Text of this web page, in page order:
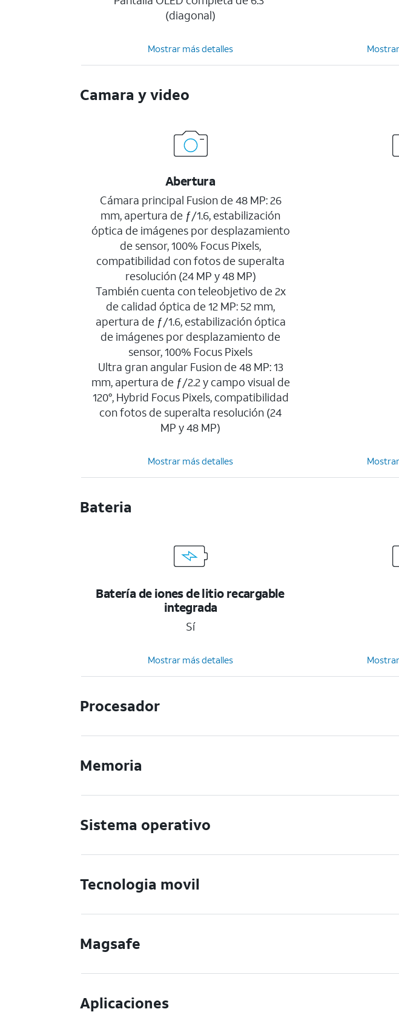
(diagonal)
Mostrar más detalles
Camara y video
Abertura
Cámara principal Fusion de 48 MP: 26
mm, apertura de ƒ/1.6, estabilización
óptica de imágenes por desplazamiento
de sensor, 100% Focus Pixels,
compatibilidad con fotos de superalta
resolución (24 MP y 48 MP)
También cuenta con teleobjetivo de 2x
de calidad óptica de 12 MP: 52 mm,
apertura de ƒ/1.6, estabilización óptica
de imágenes por desplazamiento de
sensor, 100% Focus Pixels
Ultra gran angular Fusion de 48 MP: 13
mm, apertura de ƒ/2.2 y campo visual de
120°, Hybrid Focus Pixels, compatibilidad
con fotos de superalta resolución (24
MP y 48 MP)
Mostrar más detalles
Bateria
Batería de iones de litio recargable
integrada
Sí
Mostrar más detalles
Procesador
Memoria
Sistema operativo
Tecnologia movil
Magsafe
Aplicaciones